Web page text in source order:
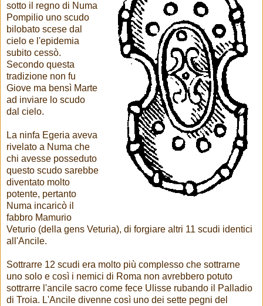
sotto il regno di Numa
Pompilio uno scudo
bilobato scese dal
cielo e l'epidemia
subito cessò.
Secondo questa
tradizione non fu
Giove ma bensì Marte
ad inviare lo scudo
dal cielo.
La ninfa Egeria aveva
rivelato a Numa che
chi avesse posseduto
questo scudo sarebbe
diventato molto
potente, pertanto
Numa incaricò il
fabbro Mamurio
Veturio (della gens Veturia), di forgiare altri 11 scudi identici
all'Ancile.
Sottrarre 12 scudi era molto più complesso che sottrarne
uno solo e così i nemici di Roma non avrebbero potuto
sottrarre l'ancile sacro come fece Ulisse rubando il Palladio
di Troia. L'Ancile divenne così uno dei sette pegni del